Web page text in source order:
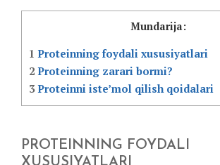
Mundarija:
1 Proteinning foydali xususiyatlari
2 Proteinning zarari bormi?
3Proteinni iste’mol qilish qoidalari
PROTEINNING FOYDALI